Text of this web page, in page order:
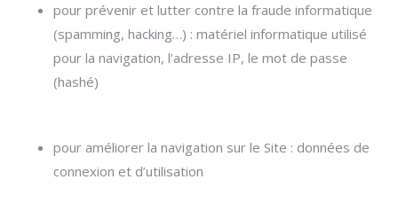
pour prévenir et lutter contre la fraude informatique
(spamming, hacking…) : matériel informatique utilisé
pour la navigation, l’adresse IP, le mot de passe
(hashé)
pour améliorer la navigation sur le Site : données de
connexion et d’utilisation